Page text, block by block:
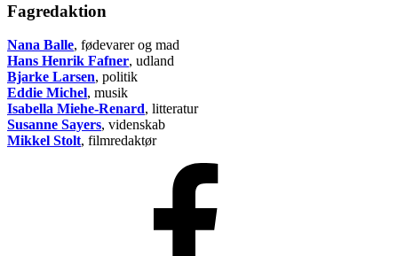
Fagredaktion
Nana Balle, fødevarer og mad
Hans Henrik Fafner, udland
Bjarke Larsen, politik
Eddie Michel, musik
Isabella Miehe-Renard, litteratur
Susanne Sayers, videnskab
Mikkel Stolt, filmredaktør